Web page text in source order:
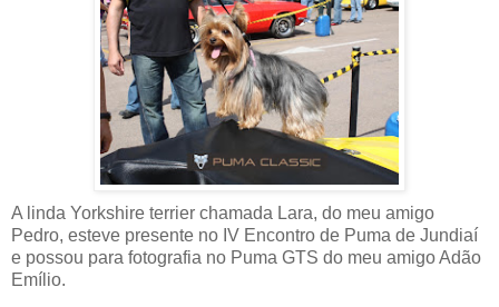
A linda Yorkshire terrier chamada Lara, do meu amigo
Pedro, esteve presente no IV Encontro de Puma de Jundiaí
e possou para fotografia no Puma GTS do meu amigo Adão
Emílio.